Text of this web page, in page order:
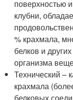
поверхностью
клубни,
% крахмала,
белков и
организма
Технический –
крахмала
белковых